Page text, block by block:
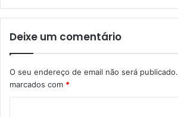
Deixe um comentário
O seu endereço de email não será publicado.
marcados com *